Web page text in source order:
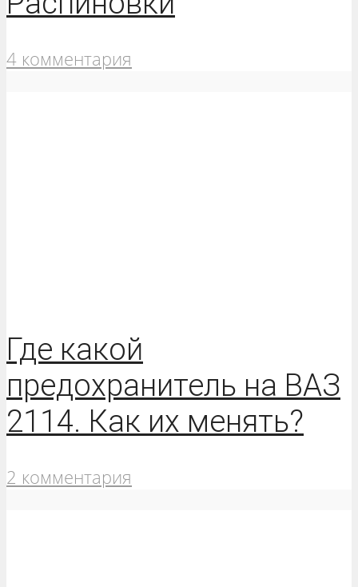
4 комментария
Где какой
предохранитель на ВАЗ
2114. Как их менять?
2 комментария